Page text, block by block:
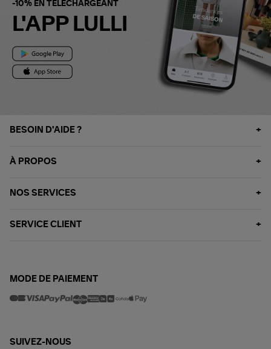
-10% EN TÉLÉCHARGEANT
L'APP LULLI
BESOIN D'AIDE ?
À PROPOS
NOS SERVICES
SERVICE CLIENT
MODE DE PAIEMENT
SUIVEZ-NOUS